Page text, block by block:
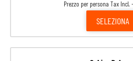
Prezzo per persona Tax Incl.
SELEZIONA
Messico
Navigazione
14 Nassau